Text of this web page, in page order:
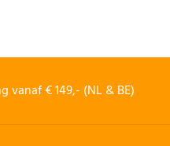
vanaf € 149,- (NL & BE)